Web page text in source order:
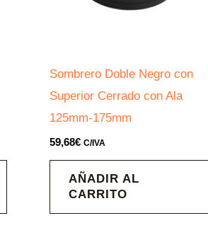
Sombrero Doble Negro con
Superior Cerrado con Ala
125mm-175mm
59,68€ C/IVA
AÑADIR AL
CARRITO